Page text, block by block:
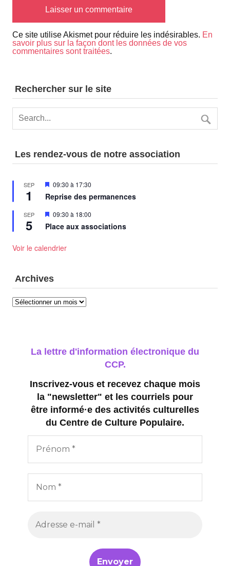
Ce site utilise Akismet pour réduire les indésirables. En
savoir plus sur la façon dont les données de vos
commentaires sont traitées.
Rechercher sur le site
Les rendez-vous de notre association
SEP
1
Mis
avant
09:30 à 17:30
Reprise des permanences
SEP
5
Mis
avant
09:30 à 18:00
Place aux associations
Voir le calendrier
Archives
Archives
La lettre d'information électronique du
CCP.
Inscrivez-vous et recevez chaque mois
la "newsletter" et les courriels pour
être informé·e des activités culturelles
du Centre de Culture Populaire.